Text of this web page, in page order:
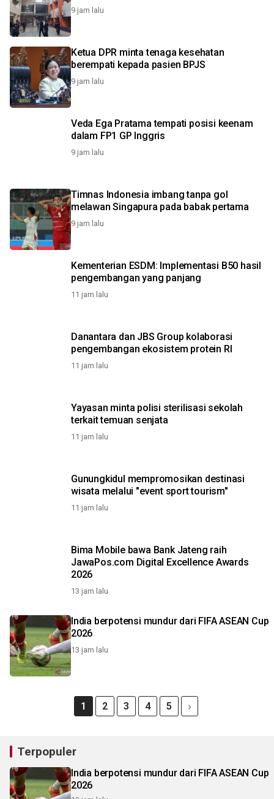
9 jam lalu
Ketua DPR minta tenaga kesehatan
berempati kepada pasien BPJS
9 jam lalu
Veda Ega Pratama tempati posisi keenam
dalam FP1 GP Inggris
9 jam lalu
Timnas Indonesia imbang tanpa gol
melawan Singapura pada babak pertama
9 jam lalu
Kementerian ESDM: Implementasi B50 hasil
pengembangan yang panjang
11 jam lalu
Danantara dan JBS Group kolaborasi
pengembangan ekosistem protein RI
11 jam lalu
Yayasan minta polisi sterilisasi sekolah
terkait temuan senjata
11 jam lalu
Gunungkidul mempromosikan destinasi
wisata melalui "event sport tourism"
11 jam lalu
Bima Mobile bawa Bank Jateng raih
JawaPos.com Digital Excellence Awards
2026
13 jam lalu
India berpotensi mundur dari FIFA ASEAN Cup
2026
13 jam lalu
1 2 3 4 5
Terpopuler
India berpotensi mundur dari FIFA ASEAN Cup
2026